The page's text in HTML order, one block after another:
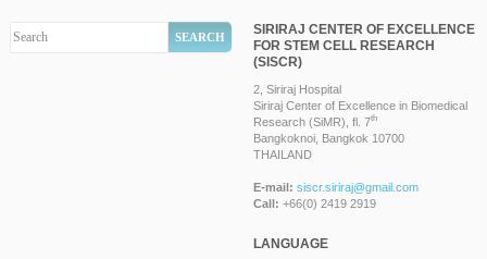
SIRIRAJ CENTER OF EXCELLENCE
FOR STEM CELL RESEARCH
(SISCR)
2, Siriraj Hospital
Siriraj Center of Excellence in Biomedical
Research (SiMR), fl. 7th
Bangkoknoi, Bangkok 10700
THAILAND
E-mail: siscr.siriraj@gmail.com
Call: +66(0) 2419 2919
LANGUAGE